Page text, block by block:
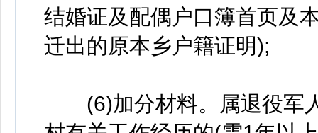
结婚证及配偶户口簿首页及
迁出的原本乡户籍证明);
(6)加分材料。属退役军